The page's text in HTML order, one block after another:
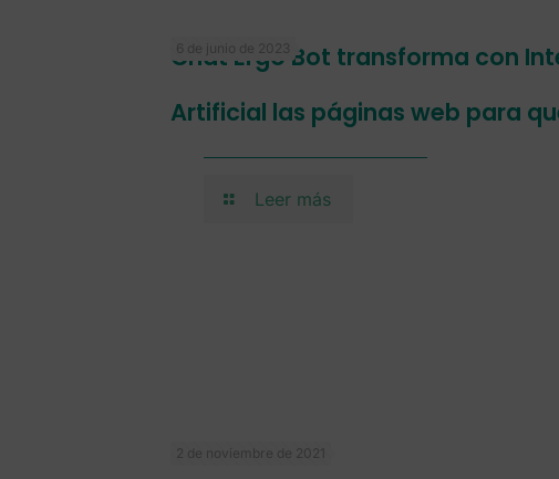
6 de junio de 2023
Chat Ergo Bot transforma con
Artificial las páginas web para
Leer más
2 de noviembre de 2021